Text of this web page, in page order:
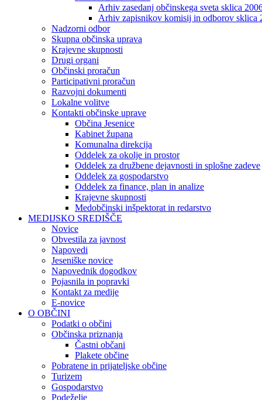
Arhiv zasedanj občinskega sveta sklica
Arhiv zapisnikov komisij in odborov sklica
Nadzorni odbor
Skupna občinska uprava
Krajevne skupnosti
Drugi organi
Občinski proračun
Participativni proračun
Razvojni dokumenti
Lokalne volitve
Kontakti občinske uprave
Občina Jesenice
Kabinet župana
Komunalna direkcija
Oddelek za okolje in prostor
Oddelek za družbene dejavnosti in splošne zadeve
Oddelek za gospodarstvo
Oddelek za finance, plan in analize
Krajevne skupnosti
Medobčinski inšpektorat in redarstvo
MEDIJSKO SREDIŠČE
Novice
Obvestila za javnost
Napovedi
Jeseniške novice
Napovednik dogodkov
Pojasnila in popravki
Kontakt za medije
E-novice
O OBČINI
Podatki o občini
Občinska priznanja
Častni občani
Plakete občine
Pobratene in prijateljske občine
Turizem
Gospodarstvo
Podeželje